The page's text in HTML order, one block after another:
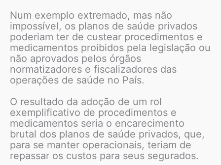
Num exemplo extremado, mas não
impossível, os planos de saúde privados
poderiam ter de custear procedimentos e
medicamentos proibidos pela legislação ou
não aprovados pelos órgãos
normatizadores e fiscalizadores das
operações de saúde no País.
O resultado da adoção de um rol
exemplificativo de procedimentos e
medicamentos seria o encarecimento
brutal dos planos de saúde privados, que,
para se manter operacionais, teriam de
repassar os custos para seus segurados.